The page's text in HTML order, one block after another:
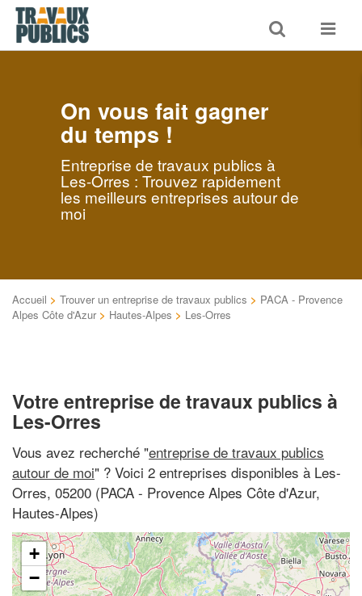
Toggle
search
Toggle
On vous fait gagner
du temps !
Entreprise de travaux publics à
Les-Orres : Trouvez rapidement
les meilleurs entreprises autour de
moi
Accueil > Trouver un entreprise de travaux publics > PACA - Provence
Alpes Côte d'Azur > Hautes-Alpes > Les-Orres
Votre entreprise de travaux publics à
Les-Orres
Vous avez recherché "entreprise de travaux publics
autour de moi" ? Voici 2 entreprises disponibles à Les-
Orres, 05200 (PACA - Provence Alpes Côte d'Azur,
Hautes-Alpes)
+
−